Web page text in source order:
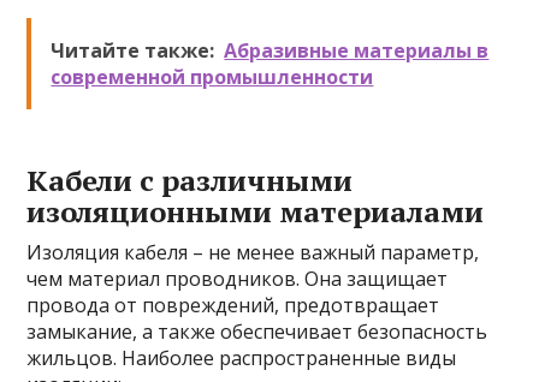
Читайте также: Абразивные материалы в
современной промышленности
Кабели с различными
изоляционными материалами
Изоляция кабеля – не менее важный параметр,
чем материал проводников. Она защищает
провода от повреждений, предотвращает
замыкание, а также обеспечивает безопасность
жильцов. Наиболее распространенные виды